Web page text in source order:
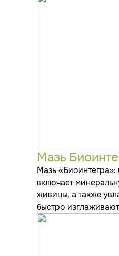
Мазь
Мазь
включает
живицы, а также
быстро